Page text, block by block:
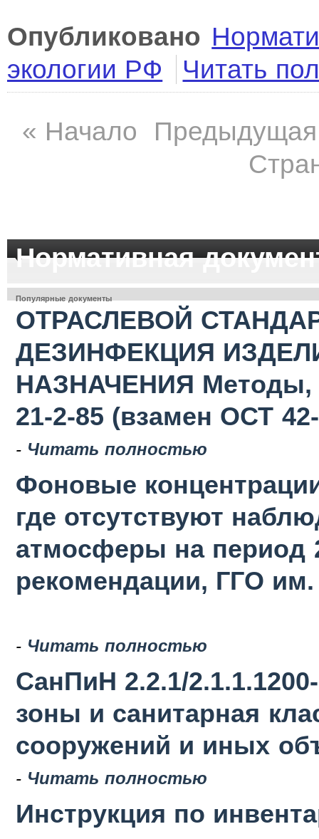
Опубликовано
экологии РФ
Читать
« Начало
Предыдущая
Нормативная
Популярные документы
ОТРАСЛЕВОЙ
ДЕЗИНФЕКЦИЯ
НАЗНАЧЕНИЯ Методы,
21-2-85 (взамен ОСТ
- Читать полностью
Фоновые
где отсутствуют
атмосферы на период
рекомендации, ГГО
- Читать полностью
СанПиН 2.2.1/
зоны и санитарная
сооружений и иных
- Читать полностью
Инструкция по